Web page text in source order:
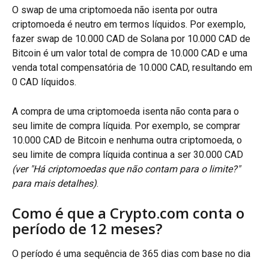
O swap de uma criptomoeda não isenta por outra
criptomoeda é neutro em termos líquidos. Por exemplo,
fazer swap de 10.000 CAD de Solana por 10.000 CAD de
Bitcoin é um valor total de compra de 10.000 CAD e uma
venda total compensatória de 10.000 CAD, resultando em
0 CAD líquidos.
A compra de uma criptomoeda isenta não conta para o
seu limite de compra líquida. Por exemplo, se comprar
10.000 CAD de Bitcoin e nenhuma outra criptomoeda, o
seu limite de compra líquida continua a ser 30.000 CAD
(ver "Há criptomoedas que não contam para o limite?"
para mais detalhes).
Como é que a Crypto.com conta o
período de 12 meses?
O período é uma sequência de 365 dias com base no dia